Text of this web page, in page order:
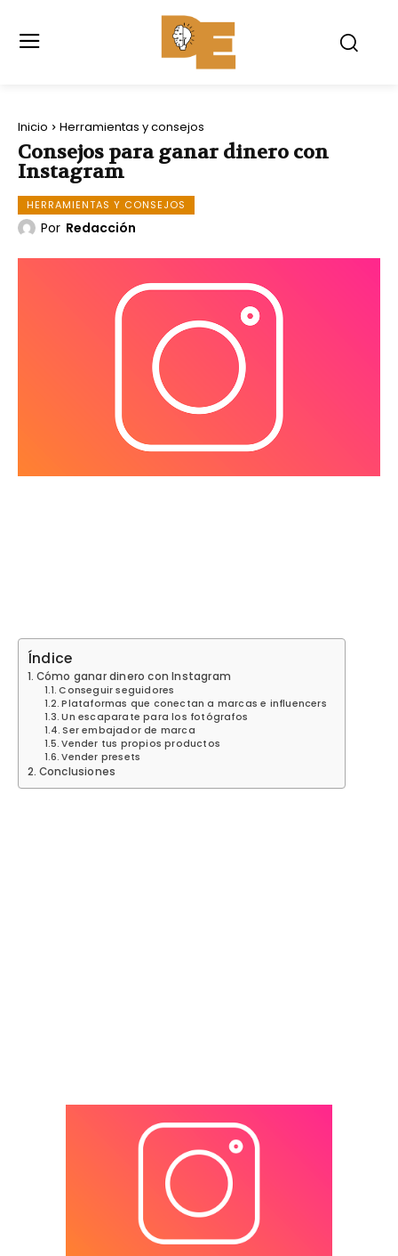
Inicio Herramientas y consejos
Consejos para ganar dinero con
Instagram
HERRAMIENTAS Y CONSEJOS
Por Redacción
Índice
Cómo ganar dinero con Instagram
Conseguir seguidores
Plataformas que conectan a marcas e influencers
Un escaparate para los fotógrafos
Ser embajador de marca
Vender tus propios productos
Vender presets
Conclusiones